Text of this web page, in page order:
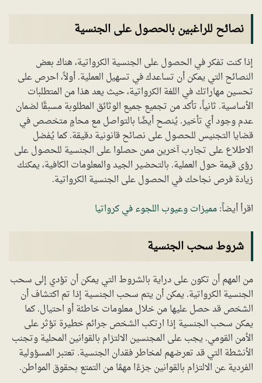
نصائح للراغبين بالحصول على الجنسية
إذا كنت تفكر في الحصول على الجنسية الكرواتية، هناك بعض
النصائح التي يمكن أن تساعدك في تسهيل العملية. أولاً، احرص على
تحسين مهاراتك في اللغة الكرواتية، حيث يعد هذا من المتطلبات
الأساسية. ثانياً، تأكد من تجميع جميع الوثائق المطلوبة مسبقًا لضمان
عدم وجود أي تأخير. يُنصح أيضًا بالتواصل مع محامٍ متخصص في
قضايا التجنيس للحصول على نصائح قانونية دقيقة. كما يُفضل
الاطلاع على تجارب آخرين ممن حصلوا على الجنسية للحصول على
رؤى قيمة حول العملية. بالتحضير الجيد والمعلومات الكافية، يمكنك
زيادة فرص نجاحك في الحصول على الجنسية الكرواتية.
اقرأ أيضاً:مميزات وعيوب اللجوء في كرواتيا
شروط سحب الجنسية
من المهم أن تكون على دراية بالشروط التي يمكن أن تؤدي إلى سحب
الجنسية الكرواتية. يمكن أن يتم سحب الجنسية إذا تم اكتشاف أن
الشخص قد حصل عليها من خلال معلومات خاطئة أو احتيال. كما
يمكن سحب الجنسية إذا ارتكب الشخص جرائم خطيرة تؤثر على
الأمن القومي. يجب على المجنسين الالتزام بالقوانين المحلية وتجنب
الأنشطة التي قد تعرضهم لمخاطر فقدان الجنسية. تعتبر المسؤولية
الفردية عن الالتزام بالقوانين جزءًا مهمًا من التمتع بحقوق المواطن.